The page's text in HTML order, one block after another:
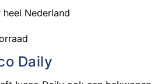
Nederland
Daily